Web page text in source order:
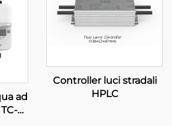
ad
Controller luci stradali
HPLC